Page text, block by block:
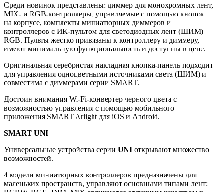
Среди новинок представлены: диммер для монохромных лент,
MIX- и RGB-контроллеры, управляемые с помощью кнопок
на корпусе, комплекты миниатюрных диммеров и
контроллеров с ИК-пультом для светодиодных лент (ШИМ)
RGB. Пульты жестко привязаны к контроллеру и диммеру,
имеют минимальную функциональность и доступны в цене.
Оригинальная серебристая накладная кнопка-панель подходит
для управления одноцветными источниками света (ШИМ) и
совместима с диммерами серии SMART.
Достоин внимания Wi-Fi-конвертер черного цвета с
возможностью управления с помощью мобильного
приложения SMART Arlight для iOS и Android.
SMART UNI
Универсальные устройства серии UNI открывают множество
возможностей.
4 модели миниатюрных контроллеров предназначены для
маленьких пространств, управляют основными типами лент: